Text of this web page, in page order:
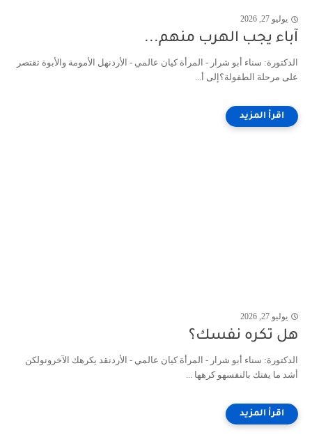
يوليو 27, 2026
آباء يجب الهرب منهم...
الدكتورة: سناء أبو شرار - المرأة كيان عالمي - الأردنهل الأمومة والأبوة تقتصر
على مرحلة الطفولة؟إلى أ...
يوليو 27, 2026
هل تكره نفسك؟
الدكتورة: سناء أبو شرار - المرأة كيان عالمي - الأردنقد يكرهك الآخرونولكن
أشد ما يفتك بالنفسهو كرهها ...